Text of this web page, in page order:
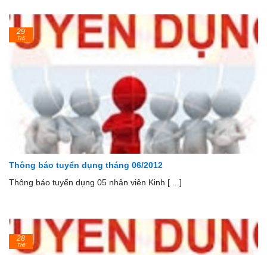
Thông báo tuyển dụng tháng 06/2012
Thông báo tuyển dụng 05 nhân viên Kinh [ ...]
29
Th5
28
Th6